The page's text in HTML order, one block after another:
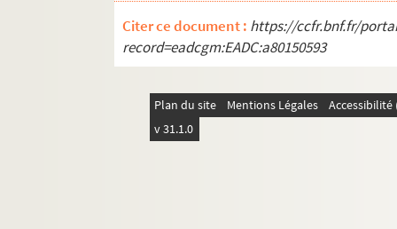
Citer ce document : https://ccfr.bnf.fr/
record=eadcgm:EADC:a80150593
Plan du site Mentions Légales
v 31.1.0